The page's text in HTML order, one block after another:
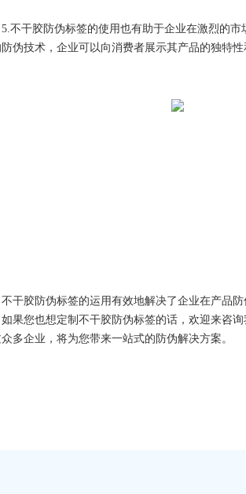
5.不干胶防伪标签的使用也有助于企业在激烈的
伪技术，企业可以向消费者展示其产品的独特
胶防伪标签的运用有效地解决了企业在产品防
果您也想定制不干胶防伪标签的话，欢迎来咨
多企业，将为您带来一站式的防伪解决方案。